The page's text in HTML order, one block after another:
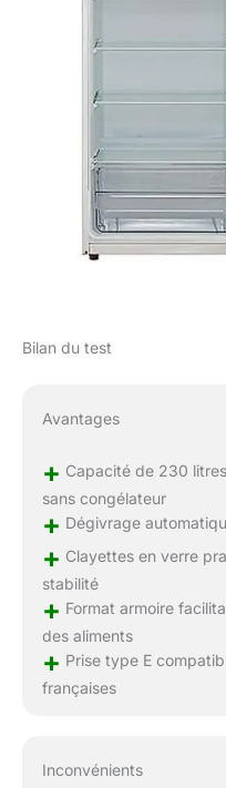
Bilan du test
Avantages
+ Capacité de 230
sans congélateur
+ Dégivrage
+ Clayettes en verre
stabilité
+ Format armoire
des aliments
+ Prise type E
françaises
Inconvénients